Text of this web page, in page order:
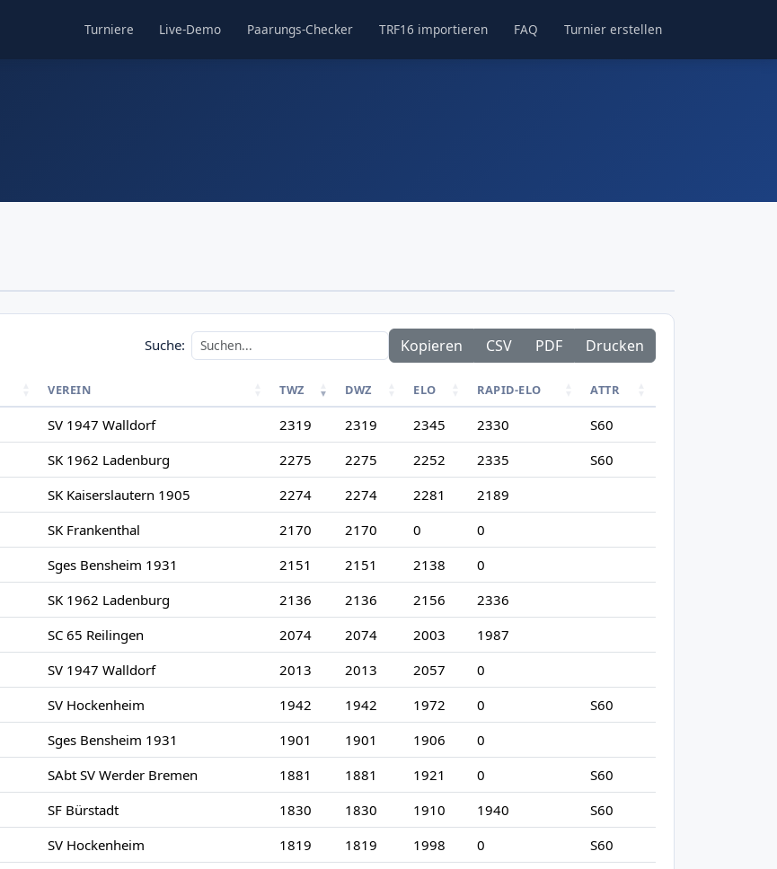
Turniere Live-Demo Paarungs-Checker TRF16 importieren FAQ Turnier erstellen
Suche: Kopieren CSV PDF Drucken
VEREIN TWZ DWZ ELO RAPID-ELO ATTR
SV 1947 Walldorf 2319 2319 2345 2330
S60
SK 1962 Ladenburg 2275 2275 2252 2335
S60
SK Kaiserslautern 1905 2274 2274 2281
2189
SK Frankenthal 2170 2170 0
0
Sges Bensheim 1931 2151 2151 2138
0
SK 1962 Ladenburg 2136 2136 2156
2336
SC 65 Reilingen 2074 2074 2003
1987
SV 1947 Walldorf 2013 2013 2057
0
SV Hockenheim 1942 1942 1972 0
S60
Sges Bensheim 1931 1901 1901 1906
0
SAbt SV Werder Bremen 1881 1881 1921 0
S60
SF Bürstadt 1830 1830 1910 1940
S60
SV Hockenheim 1819 1819 1998 0
S60